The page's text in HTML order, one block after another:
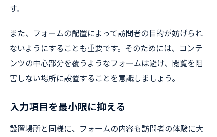
す。
また、フォームの配置によって訪問者の目的が妨げられ
ないようにすることも重要です。そのためには、コンテ
ンツの中心部分を覆うようなフォームは避け、閲覧を阻
害しない場所に設置することを意識しましょう。
入力項目を最小限に抑える
設置場所と同様に、フォームの内容も訪問者の体験に大